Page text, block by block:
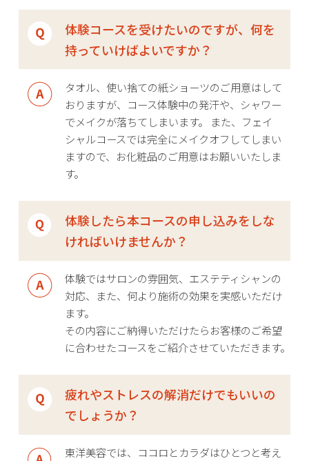
体験コースを受けたいのですが、何を
持っていけばよいですか？
タオル、使い捨ての紙ショーツのご用意はして
おりますが、コース体験中の発汗や、シャワー
でメイクが落ちてしまいます。 また、フェイ
シャルコースでは完全にメイクオフしてしまい
ますので、お化粧品のご用意はお願いいたしま
す。
体験したら本コースの申し込みをしな
ければいけませんか？
体験ではサロンの雰囲気、エステティシャンの
対応、また、何より施術の効果を実感いただけ
ます。
その内容にご納得いただけたらお客様のご希望
に合わせたコースをご紹介させていただきます。
疲れやストレスの解消だけでもいいの
でしょうか？
東洋美容では、ココロとカラダはひとつと考え